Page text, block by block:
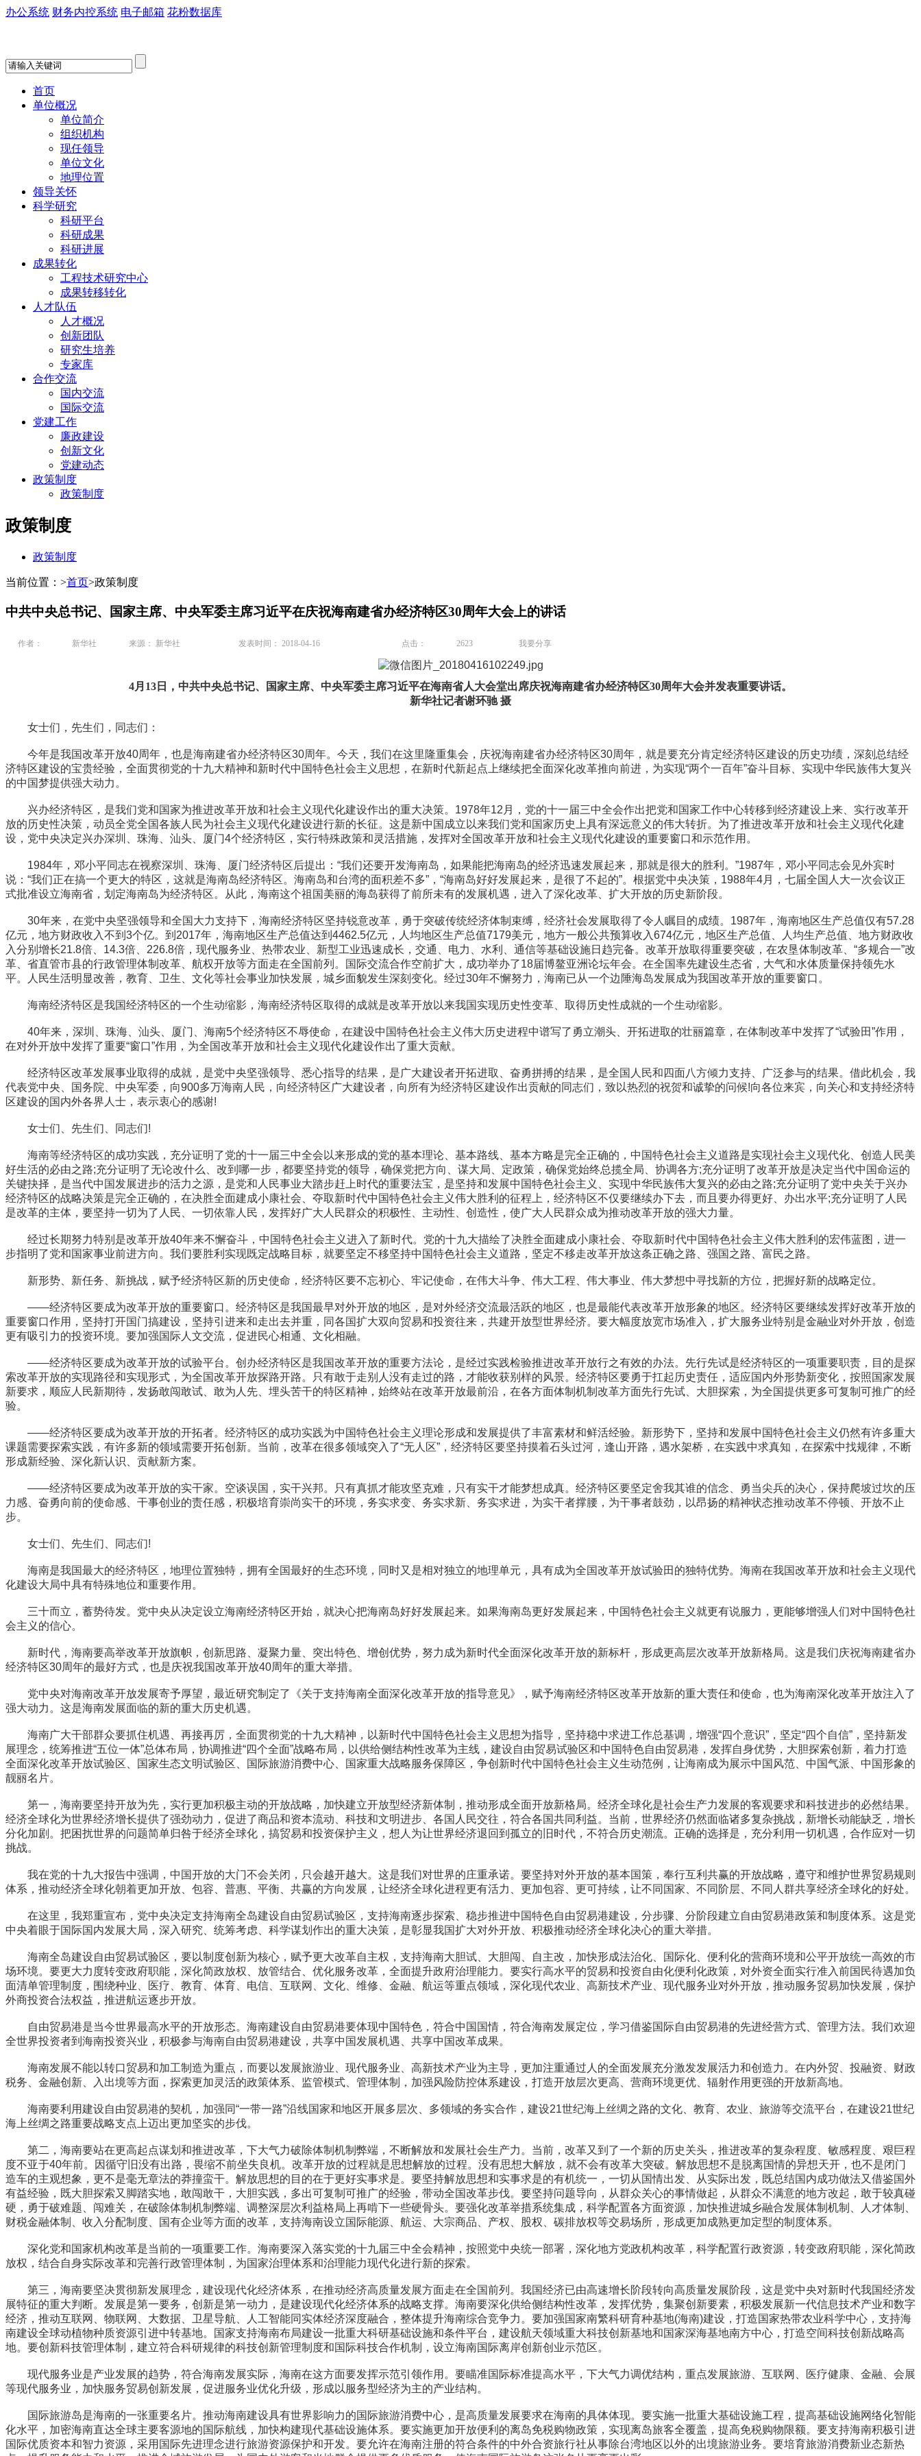
办公系统 财务内控系统 电子邮箱 花粉数据库
首页
单位概况
单位简介
组织机构
现任领导
单位文化
地理位置
领导关怀
科学研究
科研平台
科研成果
科研进展
成果转化
工程技术研究中心
成果转移转化
人才队伍
人才概况
创新团队
研究生培养
专家库
合作交流
国内交流
国际交流
党建工作
廉政建设
创新文化
党建动态
政策制度
政策制度
政策制度
政策制度
当前位置： >首页>政策制度
中共中央总书记、国家主席、中央军委主席习近平在庆祝海南建省办经济特区30周年大会上的讲话
作者： 新华社 来源： 新华社 发表时间： 2018-04-16 点击： 2623 我要分享
4月13日，中共中央总书记、国家主席、中央军委主席习近平在海南省人大会堂出席庆祝海南建省办经济特区30周年大会并发表重要讲话。
新华社记者谢环驰 摄
女士们，先生们，同志们：
今年是我国改革开放40周年，也是海南建省办经济特区30周年。今天，我们在这里隆重集会，庆祝海南建省办经济特区30周年，就是要充分肯定经济特区建设的历史功绩，深刻总结经
济特区建设的宝贵经验，全面贯彻党的十九大精神和新时代中国特色社会主义思想，在新时代新起点上继续把全面深化改革推向前进，为实现“两个一百年”奋斗目标、实现中华民族伟大复兴
的中国梦提供强大动力。
兴办经济特区，是我们党和国家为推进改革开放和社会主义现代化建设作出的重大决策。1978年12月，党的十一届三中全会作出把党和国家工作中心转移到经济建设上来、实行改革开
放的历史性决策，动员全党全国各族人民为社会主义现代化建设进行新的长征。这是新中国成立以来我们党和国家历史上具有深远意义的伟大转折。为了推进改革开放和社会主义现代化建
设，党中央决定兴办深圳、珠海、汕头、厦门4个经济特区，实行特殊政策和灵活措施，发挥对全国改革开放和社会主义现代化建设的重要窗口和示范作用。
1984年，邓小平同志在视察深圳、珠海、厦门经济特区后提出：“我们还要开发海南岛，如果能把海南岛的经济迅速发展起来，那就是很大的胜利。”1987年，邓小平同志会见外宾时
说：“我们正在搞一个更大的特区，这就是海南岛经济特区。海南岛和台湾的面积差不多”，“海南岛好好发展起来，是很了不起的”。根据党中央决策，1988年4月，七届全国人大一次会议正
式批准设立海南省，划定海南岛为经济特区。从此，海南这个祖国美丽的海岛获得了前所未有的发展机遇，进入了深化改革、扩大开放的历史新阶段。
30年来，在党中央坚强领导和全国大力支持下，海南经济特区坚持锐意改革，勇于突破传统经济体制束缚，经济社会发展取得了令人瞩目的成绩。1987年，海南地区生产总值仅有57.28
亿元，地方财政收入不到3个亿。到2017年，海南地区生产总值达到4462.5亿元，人均地区生产总值7179美元，地方一般公共预算收入674亿元，地区生产总值、人均生产总值、地方财政收
入分别增长21.8倍、14.3倍、226.8倍，现代服务业、热带农业、新型工业迅速成长，交通、电力、水利、通信等基础设施日趋完备。改革开放取得重要突破，在农垦体制改革、“多规合一”改
革、省直管市县的行政管理体制改革、航权开放等方面走在全国前列。国际交流合作空前扩大，成功举办了18届博鳌亚洲论坛年会。在全国率先建设生态省，大气和水体质量保持领先水
平。人民生活明显改善，教育、卫生、文化等社会事业加快发展，城乡面貌发生深刻变化。经过30年不懈努力，海南已从一个边陲海岛发展成为我国改革开放的重要窗口。
海南经济特区是我国经济特区的一个生动缩影，海南经济特区取得的成就是改革开放以来我国实现历史性变革、取得历史性成就的一个生动缩影。
40年来，深圳、珠海、汕头、厦门、海南5个经济特区不辱使命，在建设中国特色社会主义伟大历史进程中谱写了勇立潮头、开拓进取的壮丽篇章，在体制改革中发挥了“试验田”作用，
在对外开放中发挥了重要“窗口”作用，为全国改革开放和社会主义现代化建设作出了重大贡献。
经济特区改革发展事业取得的成就，是党中央坚强领导、悉心指导的结果，是广大建设者开拓进取、奋勇拼搏的结果，是全国人民和四面八方倾力支持、广泛参与的结果。借此机会，我
代表党中央、国务院、中央军委，向900多万海南人民，向经济特区广大建设者，向所有为经济特区建设作出贡献的同志们，致以热烈的祝贺和诚挚的问候!向各位来宾，向关心和支持经济特
区建设的国内外各界人士，表示衷心的感谢!
女士们、先生们、同志们!
海南等经济特区的成功实践，充分证明了党的十一届三中全会以来形成的党的基本理论、基本路线、基本方略是完全正确的，中国特色社会主义道路是实现社会主义现代化、创造人民美
好生活的必由之路;充分证明了无论改什么、改到哪一步，都要坚持党的领导，确保党把方向、谋大局、定政策，确保党始终总揽全局、协调各方;充分证明了改革开放是决定当代中国命运的
关键抉择，是当代中国发展进步的活力之源，是党和人民事业大踏步赶上时代的重要法宝，是坚持和发展中国特色社会主义、实现中华民族伟大复兴的必由之路;充分证明了党中央关于兴办
经济特区的战略决策是完全正确的，在决胜全面建成小康社会、夺取新时代中国特色社会主义伟大胜利的征程上，经济特区不仅要继续办下去，而且要办得更好、办出水平;充分证明了人民
是改革的主体，要坚持一切为了人民、一切依靠人民，发挥好广大人民群众的积极性、主动性、创造性，使广大人民群众成为推动改革开放的强大力量。
经过长期努力特别是改革开放40年来不懈奋斗，中国特色社会主义进入了新时代。党的十九大描绘了决胜全面建成小康社会、夺取新时代中国特色社会主义伟大胜利的宏伟蓝图，进一
步指明了党和国家事业前进方向。我们要胜利实现既定战略目标，就要坚定不移坚持中国特色社会主义道路，坚定不移走改革开放这条正确之路、强国之路、富民之路。
新形势、新任务、新挑战，赋予经济特区新的历史使命，经济特区要不忘初心、牢记使命，在伟大斗争、伟大工程、伟大事业、伟大梦想中寻找新的方位，把握好新的战略定位。
——经济特区要成为改革开放的重要窗口。经济特区是我国最早对外开放的地区，是对外经济交流最活跃的地区，也是最能代表改革开放形象的地区。经济特区要继续发挥好改革开放的
重要窗口作用，坚持打开国门搞建设，坚持引进来和走出去并重，同各国扩大双向贸易和投资往来，共建开放型世界经济。要大幅度放宽市场准入，扩大服务业特别是金融业对外开放，创造
更有吸引力的投资环境。要加强国际人文交流，促进民心相通、文化相融。
——经济特区要成为改革开放的试验平台。创办经济特区是我国改革开放的重要方法论，是经过实践检验推进改革开放行之有效的办法。先行先试是经济特区的一项重要职责，目的是探
索改革开放的实现路径和实现形式，为全国改革开放探路开路。只有敢于走别人没有走过的路，才能收获别样的风景。经济特区要勇于扛起历史责任，适应国内外形势新变化，按照国家发展
新要求，顺应人民新期待，发扬敢闯敢试、敢为人先、埋头苦干的特区精神，始终站在改革开放最前沿，在各方面体制机制改革方面先行先试、大胆探索，为全国提供更多可复制可推广的经
验。
——经济特区要成为改革开放的开拓者。经济特区的成功实践为中国特色社会主义理论形成和发展提供了丰富素材和鲜活经验。新形势下，坚持和发展中国特色社会主义仍然有许多重大
课题需要探索实践，有许多新的领域需要开拓创新。当前，改革在很多领域突入了“无人区”，经济特区要坚持摸着石头过河，逢山开路，遇水架桥，在实践中求真知，在探索中找规律，不断
形成新经验、深化新认识、贡献新方案。
——经济特区要成为改革开放的实干家。空谈误国，实干兴邦。只有真抓才能攻坚克难，只有实干才能梦想成真。经济特区要坚定舍我其谁的信念、勇当尖兵的决心，保持爬坡过坎的压
力感、奋勇向前的使命感、干事创业的责任感，积极培育崇尚实干的环境，务实求变、务实求新、务实求进，为实干者撑腰，为干事者鼓劲，以昂扬的精神状态推动改革不停顿、开放不止
步。
女士们、先生们、同志们!
海南是我国最大的经济特区，地理位置独特，拥有全国最好的生态环境，同时又是相对独立的地理单元，具有成为全国改革开放试验田的独特优势。海南在我国改革开放和社会主义现代
化建设大局中具有特殊地位和重要作用。
三十而立，蓄势待发。党中央从决定设立海南经济特区开始，就决心把海南岛好好发展起来。如果海南岛更好发展起来，中国特色社会主义就更有说服力，更能够增强人们对中国特色社
会主义的信心。
新时代，海南要高举改革开放旗帜，创新思路、凝聚力量、突出特色、增创优势，努力成为新时代全面深化改革开放的新标杆，形成更高层次改革开放新格局。这是我们庆祝海南建省办
经济特区30周年的最好方式，也是庆祝我国改革开放40周年的重大举措。
党中央对海南改革开放发展寄予厚望，最近研究制定了《关于支持海南全面深化改革开放的指导意见》，赋予海南经济特区改革开放新的重大责任和使命，也为海南深化改革开放注入了
强大动力。这是海南发展面临的新的重大历史机遇。
海南广大干部群众要抓住机遇、再接再厉，全面贯彻党的十九大精神，以新时代中国特色社会主义思想为指导，坚持稳中求进工作总基调，增强“四个意识”，坚定“四个自信”，坚持新发
展理念，统筹推进“五位一体”总体布局，协调推进“四个全面”战略布局，以供给侧结构性改革为主线，建设自由贸易试验区和中国特色自由贸易港，发挥自身优势，大胆探索创新，着力打造
全面深化改革开放试验区、国家生态文明试验区、国际旅游消费中心、国家重大战略服务保障区，争创新时代中国特色社会主义生动范例，让海南成为展示中国风范、中国气派、中国形象的
靓丽名片。
第一，海南要坚持开放为先，实行更加积极主动的开放战略，加快建立开放型经济新体制，推动形成全面开放新格局。经济全球化是社会生产力发展的客观要求和科技进步的必然结果。
经济全球化为世界经济增长提供了强劲动力，促进了商品和资本流动、科技和文明进步、各国人民交往，符合各国共同利益。当前，世界经济仍然面临诸多复杂挑战，新增长动能缺乏，增长
分化加剧。把困扰世界的问题简单归咎于经济全球化，搞贸易和投资保护主义，想人为让世界经济退回到孤立的旧时代，不符合历史潮流。正确的选择是，充分利用一切机遇，合作应对一切
挑战。
我在党的十九大报告中强调，中国开放的大门不会关闭，只会越开越大。这是我们对世界的庄重承诺。要坚持对外开放的基本国策，奉行互利共赢的开放战略，遵守和维护世界贸易规则
体系，推动经济全球化朝着更加开放、包容、普惠、平衡、共赢的方向发展，让经济全球化进程更有活力、更加包容、更可持续，让不同国家、不同阶层、不同人群共享经济全球化的好处。
在这里，我郑重宣布，党中央决定支持海南全岛建设自由贸易试验区，支持海南逐步探索、稳步推进中国特色自由贸易港建设，分步骤、分阶段建立自由贸易港政策和制度体系。这是党
中央着眼于国际国内发展大局，深入研究、统筹考虑、科学谋划作出的重大决策，是彰显我国扩大对外开放、积极推动经济全球化决心的重大举措。
海南全岛建设自由贸易试验区，要以制度创新为核心，赋予更大改革自主权，支持海南大胆试、大胆闯、自主改，加快形成法治化、国际化、便利化的营商环境和公平开放统一高效的市
场环境。要更大力度转变政府职能，深化简政放权、放管结合、优化服务改革，全面提升政府治理能力。要实行高水平的贸易和投资自由化便利化政策，对外资全面实行准入前国民待遇加负
面清单管理制度，围绕种业、医疗、教育、体育、电信、互联网、文化、维修、金融、航运等重点领域，深化现代农业、高新技术产业、现代服务业对外开放，推动服务贸易加快发展，保护
外商投资合法权益，推进航运逐步开放。
自由贸易港是当今世界最高水平的开放形态。海南建设自由贸易港要体现中国特色，符合中国国情，符合海南发展定位，学习借鉴国际自由贸易港的先进经营方式、管理方法。我们欢迎
全世界投资者到海南投资兴业，积极参与海南自由贸易港建设，共享中国发展机遇、共享中国改革成果。
海南发展不能以转口贸易和加工制造为重点，而要以发展旅游业、现代服务业、高新技术产业为主导，更加注重通过人的全面发展充分激发发展活力和创造力。在内外贸、投融资、财政
税务、金融创新、入出境等方面，探索更加灵活的政策体系、监管模式、管理体制，加强风险防控体系建设，打造开放层次更高、营商环境更优、辐射作用更强的开放新高地。
海南要利用建设自由贸易港的契机，加强同“一带一路”沿线国家和地区开展多层次、多领域的务实合作，建设21世纪海上丝绸之路的文化、教育、农业、旅游等交流平台，在建设21世纪
海上丝绸之路重要战略支点上迈出更加坚实的步伐。
第二，海南要站在更高起点谋划和推进改革，下大气力破除体制机制弊端，不断解放和发展社会生产力。当前，改革又到了一个新的历史关头，推进改革的复杂程度、敏感程度、艰巨程
度不亚于40年前。因循守旧没有出路，畏缩不前坐失良机。改革开放的过程就是思想解放的过程。没有思想大解放，就不会有改革大突破。解放思想不是脱离国情的异想天开，也不是闭门
造车的主观想象，更不是毫无章法的莽撞蛮干。解放思想的目的在于更好实事求是。要坚持解放思想和实事求是的有机统一，一切从国情出发、从实际出发，既总结国内成功做法又借鉴国外
有益经验，既大胆探索又脚踏实地，敢闯敢干，大胆实践，多出可复制可推广的经验，带动全国改革步伐。要坚持问题导向，从群众关心的事情做起，从群众不满意的地方改起，敢于较真碰
硬，勇于破难题、闯难关，在破除体制机制弊端、调整深层次利益格局上再啃下一些硬骨头。要强化改革举措系统集成，科学配置各方面资源，加快推进城乡融合发展体制机制、人才体制、
财税金融体制、收入分配制度、国有企业等方面的改革，支持海南设立国际能源、航运、大宗商品、产权、股权、碳排放权等交易场所，形成更加成熟更加定型的制度体系。
深化党和国家机构改革是当前的一项重要工作。海南要深入落实党的十九届三中全会精神，按照党中央统一部署，深化地方党政机构改革，科学配置行政资源，转变政府职能，深化简政
放权，结合自身实际改革和完善行政管理体制，为国家治理体系和治理能力现代化进行新的探索。
第三，海南要坚决贯彻新发展理念，建设现代化经济体系，在推动经济高质量发展方面走在全国前列。我国经济已由高速增长阶段转向高质量发展阶段，这是党中央对新时代我国经济发
展特征的重大判断。发展是第一要务，创新是第一动力，是建设现代化经济体系的战略支撑。海南要深化供给侧结构性改革，发挥优势，集聚创新要素，积极发展新一代信息技术产业和数字
经济，推动互联网、物联网、大数据、卫星导航、人工智能同实体经济深度融合，整体提升海南综合竞争力。要加强国家南繁科研育种基地(海南)建设，打造国家热带农业科学中心，支持海
南建设全球动植物种质资源引进中转基地。国家支持海南布局建设一批重大科研基础设施和条件平台，建设航天领域重大科技创新基地和国家深海基地南方中心，打造空间科技创新战略高
地。要创新科技管理体制，建立符合科研规律的科技创新管理制度和国际科技合作机制，设立海南国际离岸创新创业示范区。
现代服务业是产业发展的趋势，符合海南发展实际，海南在这方面要发挥示范引领作用。要瞄准国际标准提高水平，下大气力调优结构，重点发展旅游、互联网、医疗健康、金融、会展
等现代服务业，加快服务贸易创新发展，促进服务业优化升级，形成以服务型经济为主的产业结构。
国际旅游岛是海南的一张重要名片。推动海南建设具有世界影响力的国际旅游消费中心，是高质量发展要求在海南的具体体现。要实施一批重大基础设施工程，提高基础设施网络化智能
化水平，加密海南直达全球主要客源地的国际航线，加快构建现代基础设施体系。要实施更加开放便利的离岛免税购物政策，实现离岛旅客全覆盖，提高免税购物限额。要支持海南积极引进
国际优质资本和智力资源，采用国际先进理念进行旅游资源保护和开发。要允许在海南注册的符合条件的中外合资旅行社从事除台湾地区以外的出境旅游业务。要培育旅游消费新业态新热